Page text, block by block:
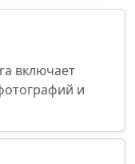
включает
и